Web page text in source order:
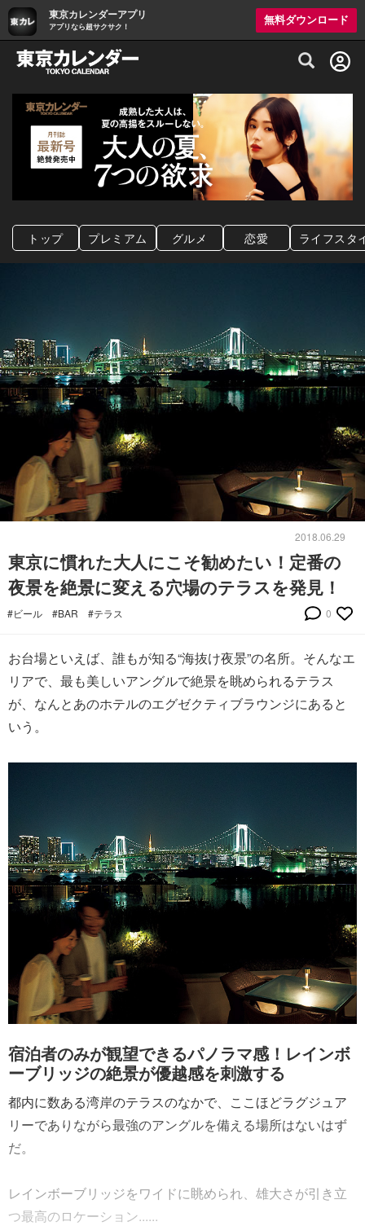
東京カレンダーアプリ
アプリなら超サクサク！
無料ダウンロード
グルメ情報・プレミアムレストラン予約
トップ プレミアム グルメ 恋愛 ライフスタ
2018.06.29
東京に慣れた大人にこそ勧めたい！定番の
夜景を絶景に変える穴場のテラスを発見！
#ビール #BAR #テラス 0
お台場といえば、誰もが知る“海抜け夜景”の名所。そんなエ
リアで、最も美しいアングルで絶景を眺められるテラス
が、なんとあのホテルのエグゼクティブラウンジにあると
いう。
宿泊者のみが観望できるパノラマ感！レインボ
ーブリッジの絶景が優越感を刺激する
都内に数ある湾岸のテラスのなかで、ここほどラグジュア
リーでありながら最強のアングルを備える場所はないはず
だ。
レインボーブリッジをワイドに眺められ、雄大さが引き立
つ最高のロケーション......